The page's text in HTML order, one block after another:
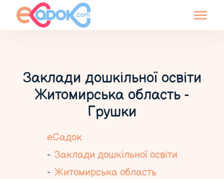
Заклади дошкільної освіти
Житомирська область -
Грушки
еСадок
Заклади дошкільної освіти
Житомирська область